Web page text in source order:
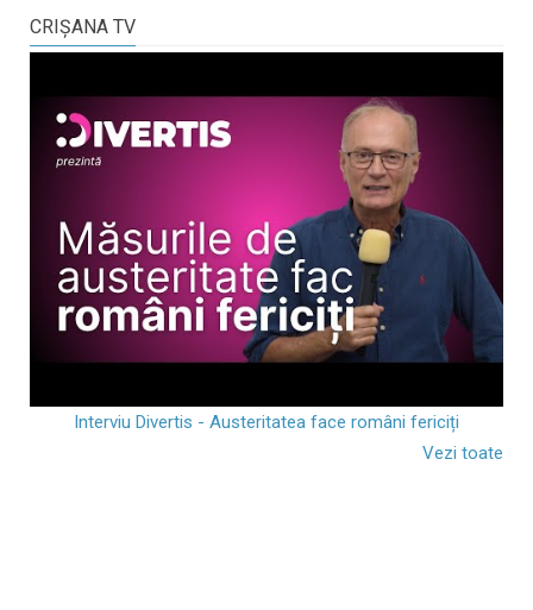
CRIŞANA TV
Interviu Divertis - Austeritatea face români fericiți
Vezi toate